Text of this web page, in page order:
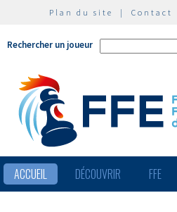
Plan du site | Contact
Rechercher un joueur
ACCUEIL DÉCOUVRIR FFE